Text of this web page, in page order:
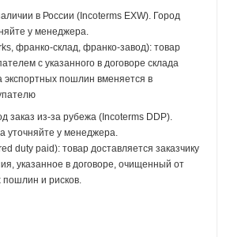
в России (Incoterms EXW). Город
у менеджера.
франко-склад, франко-завод): товар
с указанного в договоре склада
экспортных пошлин вменяется в
заказ из-за рубежа (Incoterms DDP).
уточняйте у менеджера.
duty paid): товар доставляется заказчику
указанное в договоре, очищенный от
и рисков.